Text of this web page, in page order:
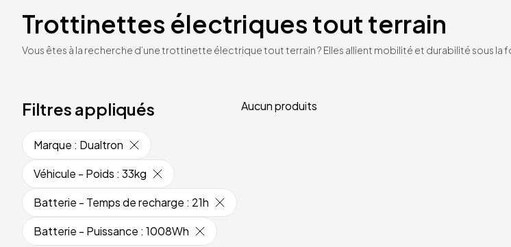
Trottinettes électriques tout terrain
Vous êtes à la recherche d’une trottinette électrique tout terrain ? Elles allient mobilité et durabilité sous
Filtres appliqués
Marque : Dualtron
Véhicule - Poids : 33kg
Batterie - Temps de recharge : 21h
Batterie - Puissance : 1008Wh
Aucun produits